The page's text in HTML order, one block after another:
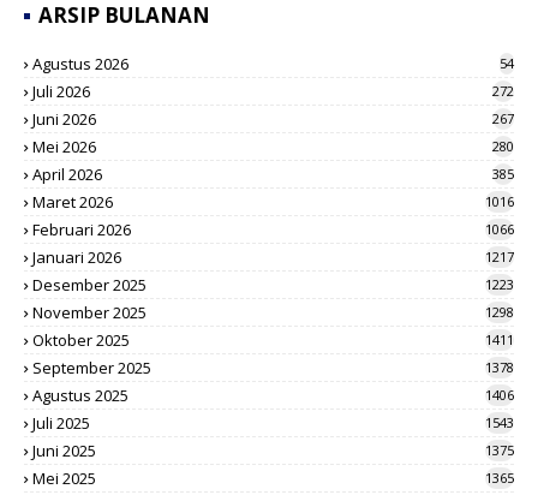
ARSIP BULANAN
Agustus 2026 54
Juli 2026 272
Juni 2026 267
Mei 2026 280
April 2026 385
Maret 2026 1016
Februari 2026 1066
Januari 2026 1217
Desember 2025 1223
November 2025 1298
Oktober 2025 1411
September 2025 1378
Agustus 2025 1406
Juli 2025 1543
Juni 2025 1375
Mei 2025 1365